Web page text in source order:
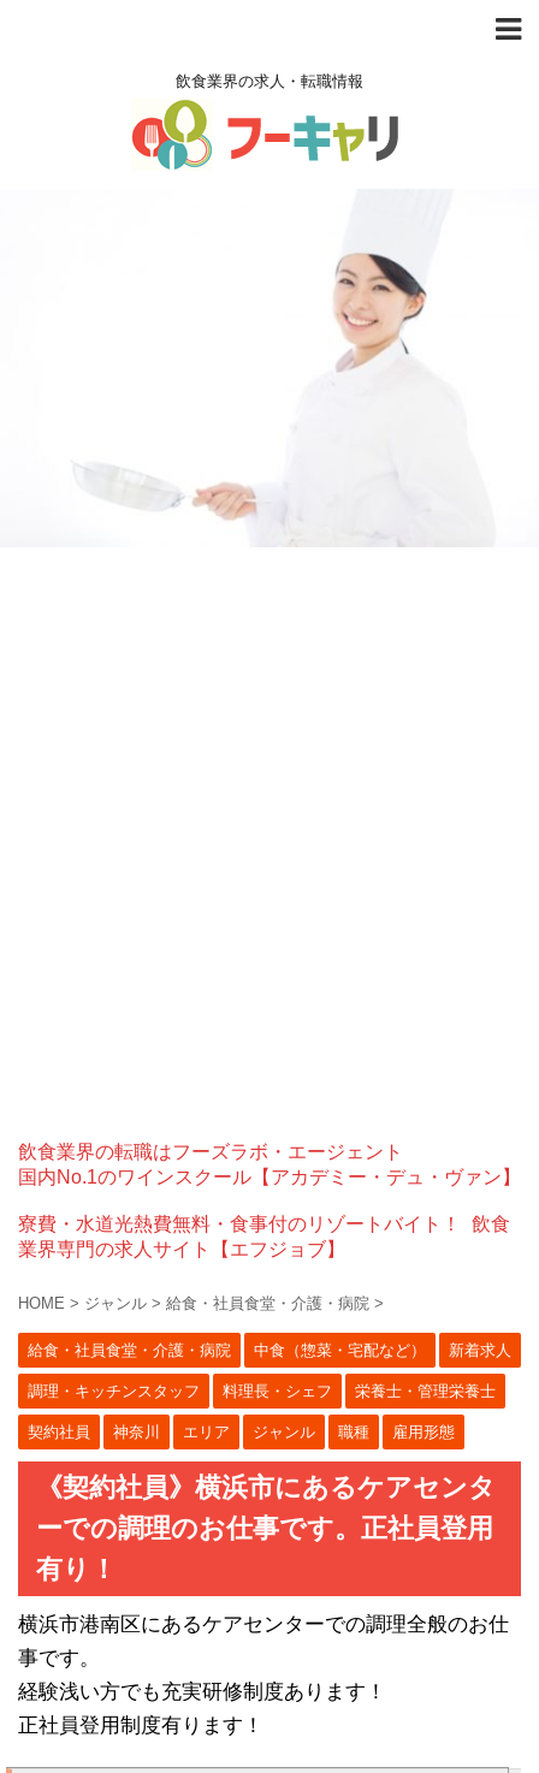
飲食業界の求人・転職情報
飲食業界の転職はフーズラボ・エージェント
国内No.1のワインスクール【アカデミー・デュ・ヴァン】
寮費・水道光熱費無料・食事付のリゾートバイト！
飲食
業界専門の求人サイト【エフジョブ】
HOME > ジャンル > 給食・社員食堂・介護・病院 >
給食・社員食堂・介護・病院 中食（惣菜・宅配など） 新着求人
調理・キッチンスタッフ 料理長・シェフ 栄養士・管理栄養士
契約社員 神奈川 エリア ジャンル 職種 雇用形態
《契約社員》横浜市にあるケアセンタ
ーでの調理のお仕事です。正社員登用
有り！
横浜市港南区にあるケアセンターでの調理全般のお仕
事です。
経験浅い方でも充実研修制度あります！
正社員登用制度有ります！